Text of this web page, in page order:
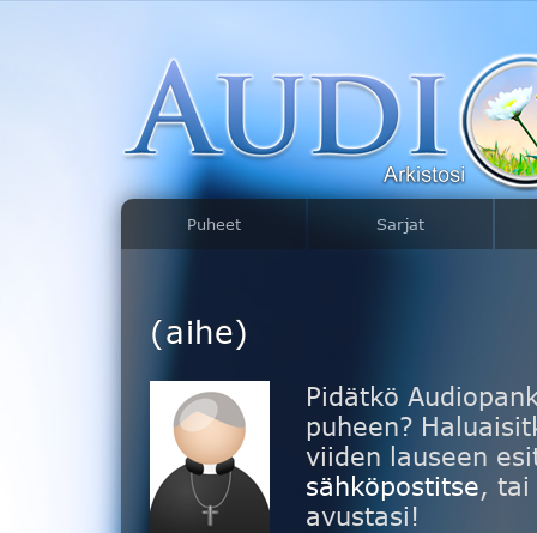
Puheet Sarjat
(aihe)
Pidätkö
puheen?
viiden lauseen
sähköpostitse, tai
avustasi!